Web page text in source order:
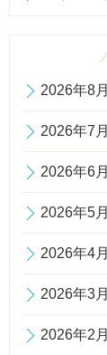
2026年8月
2026年7月
2026年6月
2026年5月
2026年4月
2026年3月
2026年2月